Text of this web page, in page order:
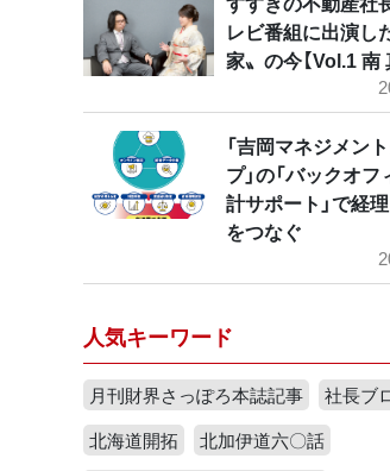
レビ番組に出演し
家〟の今【Vol.1 南
「吉岡マネジメン
プ」の「バックオ
計サポート」で経
をつなぐ
人気キーワード
月刊財界さっぽろ本誌記事
社長ブ
北海道開拓
北加伊道六〇話